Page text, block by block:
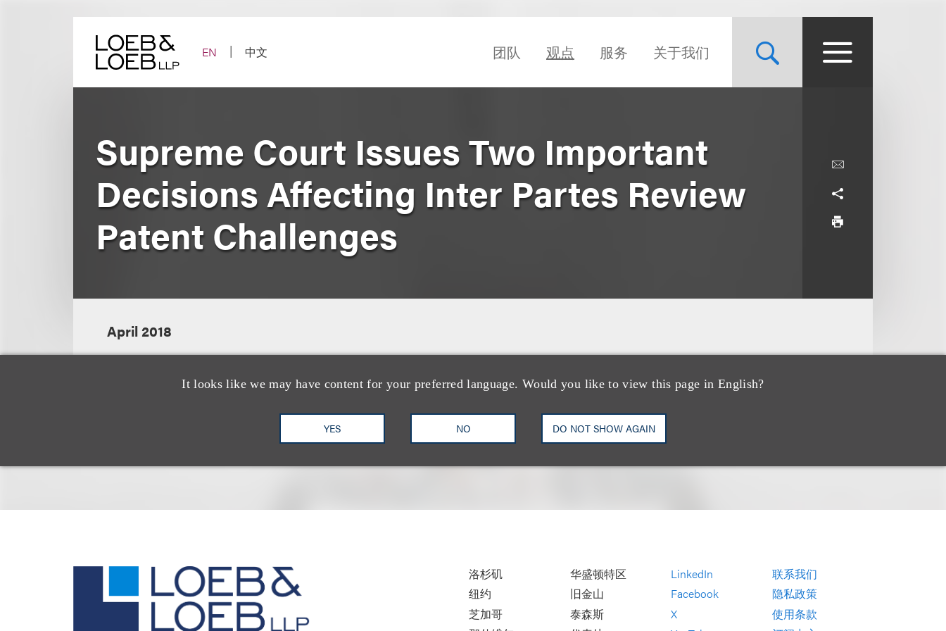
EN
中文 团队 观点 服务 关于我们
It looks like we may have content for your preferred language. Would you like to view this page in English?
YES NO DO NOT SHOW AGAIN
Supreme Court Issues Two Important
Decisions Affecting Inter Partes Review
Patent Challenges
April 2018
洛杉矶
纽约
芝加哥
华盛顿特区
旧金山
泰森斯
LinkedIn
Facebook
X
联系我们
隐私政策
使用条款